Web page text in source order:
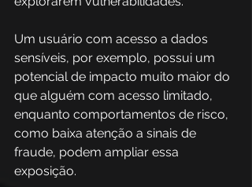
Um usuário com acesso a dados
sensíveis, por exemplo, possui um
potencial de impacto muito maior do
que alguém com acesso limitado,
enquanto comportamentos de risco,
como baixa atenção a sinais de
fraude, podem ampliar essa
exposição.